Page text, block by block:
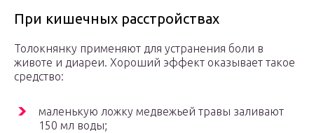
При кишечных расстройствах
Толокнянку применяют для устранения боли в
животе и диареи. Хороший эффект оказывает такое
средство:
маленькую ложку медвежьей травы заливают
150 мл воды;